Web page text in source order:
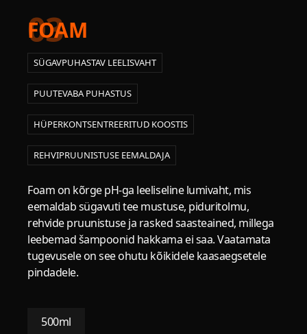
03
FOAM
SÜGAVPUHASTAV LEELISVAHT
PUUTEVABA PUHASTUS
HÜPERKONTSENTREERITUD KOOSTIS
REHVIPRUUNISTUSE EEMALDAJA
Foam on kõrge pH-ga leeliseline lumivaht, mis
eemaldab sügavuti tee mustuse, piduritolmu,
rehvide pruunistuse ja rasked saasteained, millega
leebemad šampoonid hakkama ei saa. Vaatamata
tugevusele on see ohutu kõikidele kaasaegsetele
pindadele.
500ml